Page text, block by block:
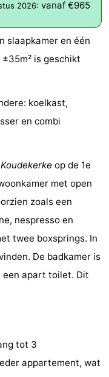
2026: vanaf €965
slaapkamer en één
is geschikt
koelkast,
en combi
Koudekerke op de 1e
met open
zoals een
nespresso en
twee boxsprings. In
De badkamer is
een apart toilet. Dit
tot 3
appartement, wat